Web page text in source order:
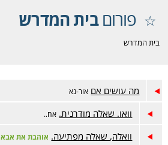
פורוםבית המדרש
בית המדרש
מה עושים אם אור-נא
וואו. שאלה מודרנית. אח..
וואלה, שאלה מפתיעה. אוהבת את אבא